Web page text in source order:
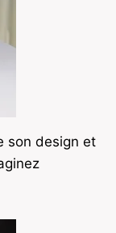
son design et